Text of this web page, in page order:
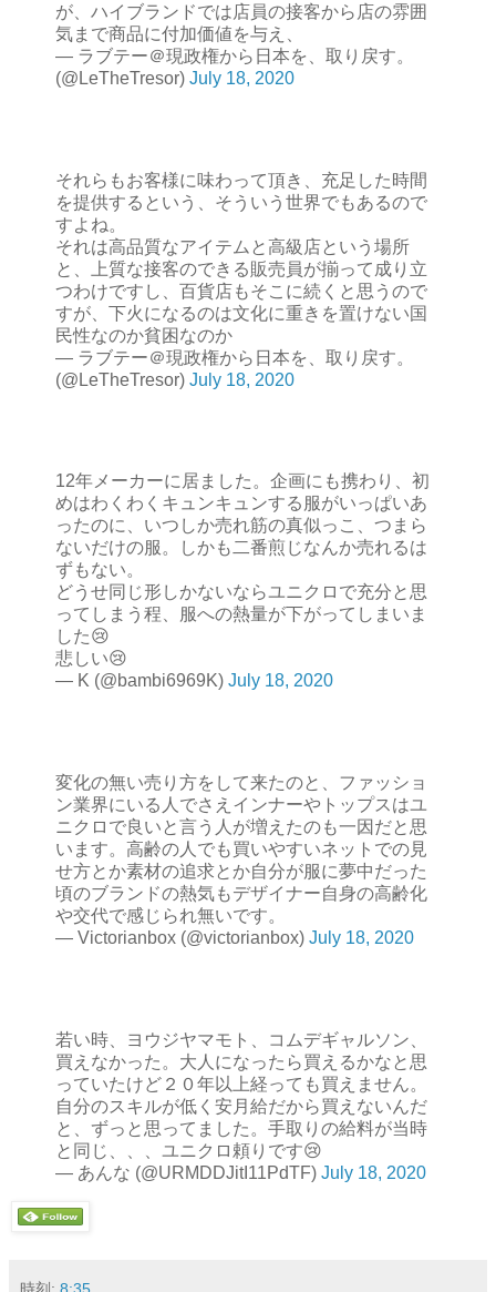
が、ハイブランドでは店員の接客から店の雰囲
気まで商品に付加価値を与え、
— ラブテー＠現政権から日本を、取り戻す。
(@LeTheTresor) July 18, 2020
それらもお客様に味わって頂き、充足した時間
を提供するという、そういう世界でもあるので
すよね。
それは高品質なアイテムと高級店という場所
と、上質な接客のできる販売員が揃って成り立
つわけですし、百貨店もそこに続くと思うので
すが、下火になるのは文化に重きを置けない国
民性なのか貧困なのか
— ラブテー＠現政権から日本を、取り戻す。
(@LeTheTresor) July 18, 2020
12年メーカーに居ました。企画にも携わり、初
めはわくわくキュンキュンする服がいっぱいあ
ったのに、いつしか売れ筋の真似っこ、つまら
ないだけの服。しかも二番煎じなんか売れるは
ずもない。
どうせ同じ形しかないならユニクロで充分と思
ってしまう程、服への熱量が下がってしまいま
した😢
悲しい😢
— K (@bambi6969K) July 18, 2020
変化の無い売り方をして来たのと、ファッショ
ン業界にいる人でさえインナーやトップスはユ
ニクロで良いと言う人が増えたのも一因だと思
います。高齢の人でも買いやすいネットでの見
せ方とか素材の追求とか自分が服に夢中だった
頃のブランドの熱気もデザイナー自身の高齢化
や交代で感じられ無いです。
— Victorianbox (@victorianbox) July 18, 2020
若い時、ヨウジヤマモト、コムデギャルソン、
買えなかった。大人になったら買えるかなと思
っていたけど２０年以上経っても買えません。
自分のスキルが低く安月給だから買えないんだ
と、ずっと思ってました。手取りの給料が当時
と同じ、、、ユニクロ頼りです😢
— あんな (@URMDDJitI11PdTF) July 18, 2020